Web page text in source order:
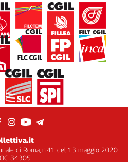
di Roma, n.41 del 13 maggio 2020.
34305